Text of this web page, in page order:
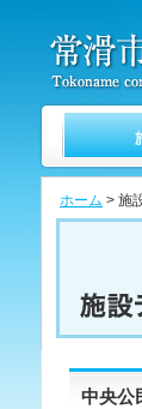
ホーム > 施
中央公